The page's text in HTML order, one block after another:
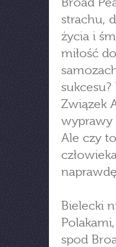
strachu,
życia i
miłość
Związek
wyprawy
Ale czy
Bielecki
spod